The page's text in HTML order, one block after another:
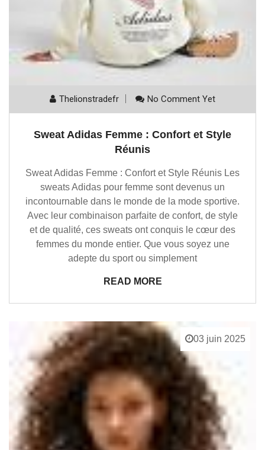
Thelionstradefr No Comment Yet
Sweat Adidas Femme : Confort et Style
Réunis
Sweat Adidas Femme : Confort et Style Réunis Les
sweats Adidas pour femme sont devenus un
incontournable dans le monde de la mode sportive.
Avec leur combinaison parfaite de confort, de style
et de qualité, ces sweats ont conquis le cœur des
femmes du monde entier. Que vous soyez une
adepte du sport ou simplement
READ MORE
03 juin 2025